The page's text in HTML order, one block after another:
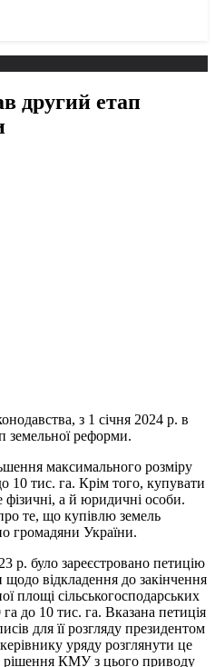
другий етап
з 1 січня 2024 р. в
земельної реформи.
максимального розміру
10 тис. га. Крім того, купувати
а й юридичні особи.
те, що купівлю земель
громадяни України.
р. було зареєстровано петицію
щодо відкладення до закінчення
площі сільськогосподарських
до 10 тис. га. Вказана петиція
для її розгляду президентом
уряду розглянути це
рішення КМУ з цього приводу